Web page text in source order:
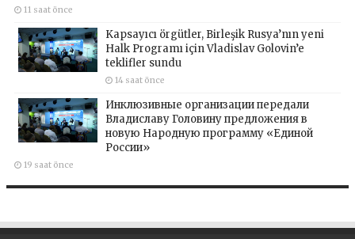
11 saat önce
Kapsayıcı örgütler, Birleşik Rusya’nın yeni
Halk Programı için Vladislav Golovin’e
teklifler sundu
14 saat önce
Инклюзивные организации передали
Владиславу Головину предложения в
новую Народную программу «Единой
России»
19 saat önce